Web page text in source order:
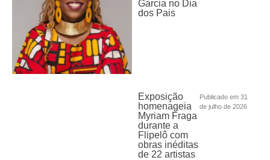
Garcia no Dia
dos Pais
Exposição
homenageia
Myriam Fraga
durante a
Flipelô com
obras inéditas
de 22 artistas
Publicado em 31
de julho de 2026